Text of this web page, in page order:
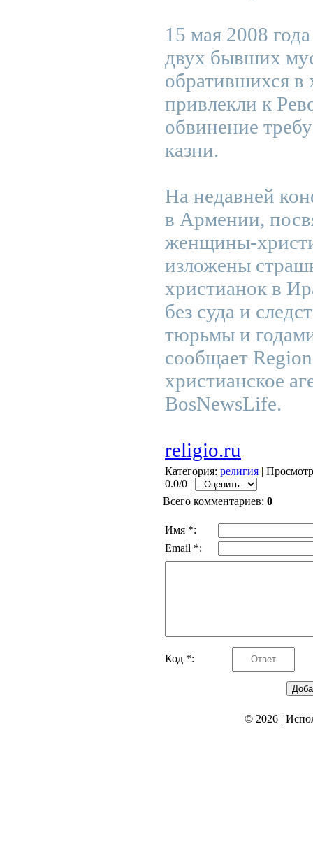
15 мая 2008
двух бывших
обратившихся в
привлекли к
обвинение
казни.
На недавней
в Армении,
женщины-
изложены
христианок в
без суда и
тюрьмы и
сообщает
христианское
BosNewsLife.
religio.ru
Категория: религия |
0.0/0 |
Всего комментариев: 0
Имя *:
Email *:
Код *:
© 2026|